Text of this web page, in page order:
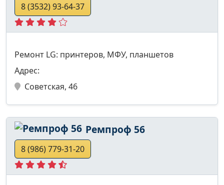
8 (3532) 93-64-37
Ремонт LG: принтеров, МФУ, планшетов
Адрес:
Советская, 46
Ремпроф 56
8 (986) 779-31-20